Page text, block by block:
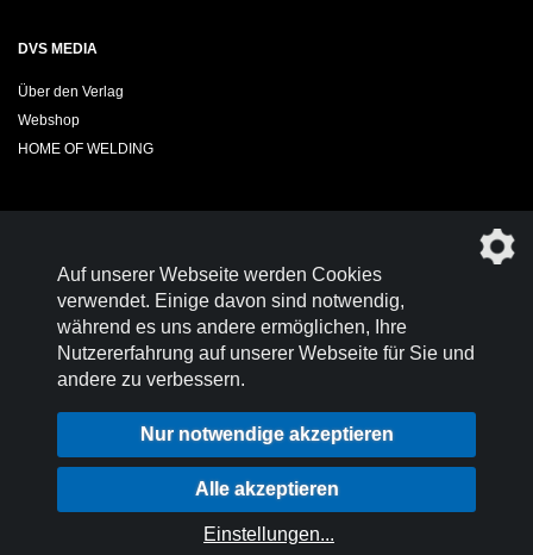
DVS MEDIA
Über den Verlag
Webshop
HOME OF WELDING
Werden SieMitglied im DVS!
Nutzungsbedingungen
Impressum
Auf unserer Webseite werden Cookies
verwendet. Einige davon sind notwendig,
während es uns andere ermöglichen, Ihre
Nutzererfahrung auf unserer Webseite für Sie und
andere zu verbessern.
Nur notwendige akzeptieren
Alle akzeptieren
Einstellungen...